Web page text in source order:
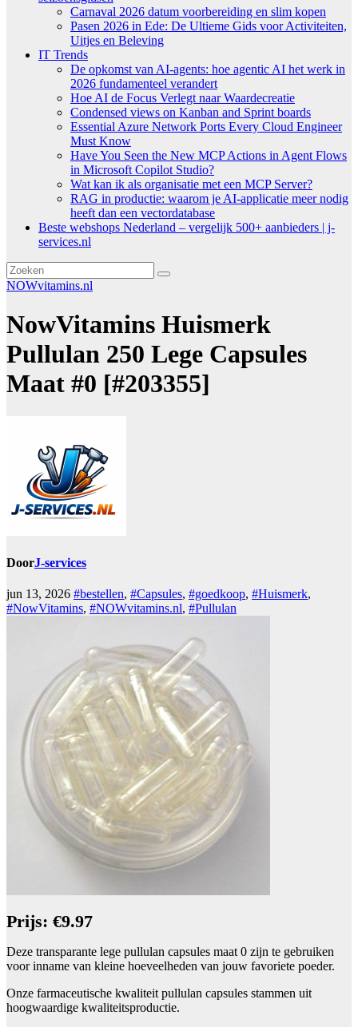
Carnaval 2026 datum voorbereiding en slim kopen
Pasen 2026 in Ede: De Ultieme Gids voor Activiteiten,
Uitjes en Beleving
IT Trends
De opkomst van AI-agents: hoe agentic AI het werk in
2026 fundamenteel verandert
Hoe AI de Focus Verlegt naar Waardecreatie
Condensed views on Kanban and Sprint boards
Essential Azure Network Ports Every Cloud Engineer
Must Know
Have You Seen the New MCP Actions in Agent Flows
in Microsoft Copilot Studio?
Wat kan ik als organisatie met een MCP Server?
RAG in productie: waarom je AI-applicatie meer nodig
heeft dan een vectordatabase
Beste webshops Nederland – vergelijk 500+ aanbieders | j-
services.nl
NOWvitamins.nl
NowVitamins Huismerk
Pullulan 250 Lege Capsules
Maat #0 [#203355]
DoorJ-services
jun 13, 2026 #bestellen, #Capsules, #goedkoop, #Huismerk,
#NowVitamins, #NOWvitamins.nl, #Pullulan
Prijs: €9.97
Deze transparante lege pullulan capsules maat 0 zijn te gebruiken
voor inname van kleine hoeveelheden van jouw favoriete poeder.
Onze farmaceutische kwaliteit pullulan capsules stammen uit
hoogwaardige kwaliteitsproductie.